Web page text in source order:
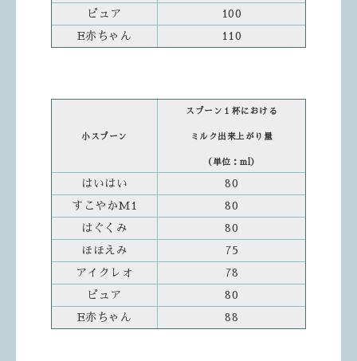
ピュア
100
E赤ちゃん
110
小スプーン
スプーン１杯における
ミルク出来上がり量
（単位：ml）
はいはい
80
すこやかM1
80
はぐくみ
80
ほほえみ
75
アイクレオ
78
ピュア
80
E赤ちゃん
88